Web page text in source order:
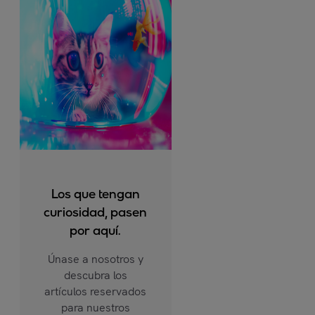
Los que tengan
curiosidad, pasen
por aquí.
Únase a nosotros y
descubra los
artículos reservados
para nuestros